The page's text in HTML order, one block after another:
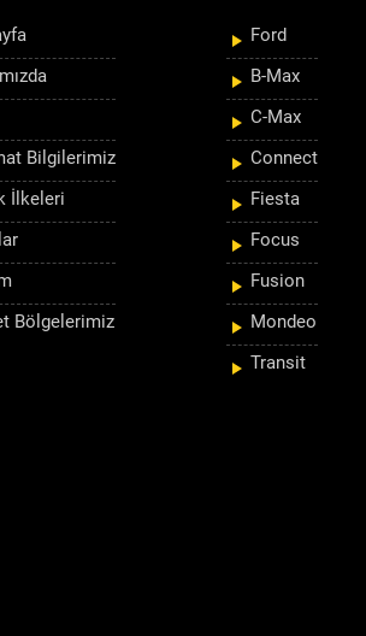
Bilgilerimiz
İlkeleri
Bölgelerimiz
Ford
B-Max
C-Max
Connect
Fiesta
Focus
Fusion
Mondeo
Transit